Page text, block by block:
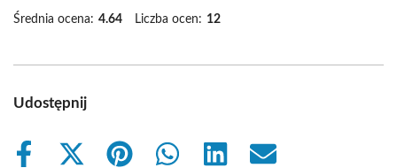
Średnia ocena: 4.64 Liczba ocen: 12
Udostępnij
Share
Share
Share
Share
Share
Share